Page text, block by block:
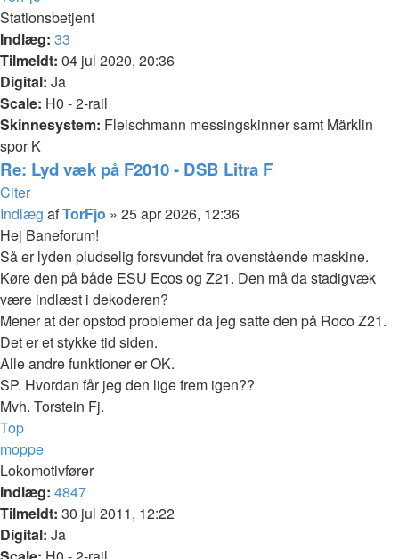
Stationsbetjent
Indlæg: 33
Tilmeldt: 04 jul 2020, 20:36
Digital: Ja
Scale: H0 - 2-rail
Skinnesystem: Fleischmann messingskinner samt Märklin
spor K
Re: Lyd væk på F2010 - DSB Litra F
Citer
Indlæg afTorFjo » 25 apr 2026, 12:36
Hej Baneforum!
Så er lyden pludselig forsvundet fra ovenstående maskine.
Køre den på både ESU Ecos og Z21. Den må da stadigvæk
være indlæst i dekoderen?
Mener at der opstod problemer da jeg satte den på Roco Z21.
Det er et stykke tid siden.
Alle andre funktioner er OK.
SP. Hvordan får jeg den lige frem igen??
Mvh. Torstein Fj.
Top
moppe
Lokomotivfører
Indlæg: 4847
Tilmeldt: 30 jul 2011, 12:22
Digital: Ja